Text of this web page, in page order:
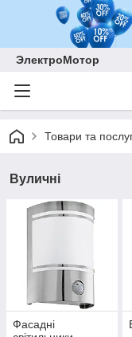
ЭлектроМотор
Товари та
Вуличні
Фасадні